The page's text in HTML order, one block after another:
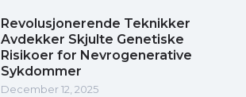
Revolusjonerende Teknikker
Avdekker Skjulte Genetiske
Risikoer for Nevrogenerative
Sykdommer
December 12, 2025